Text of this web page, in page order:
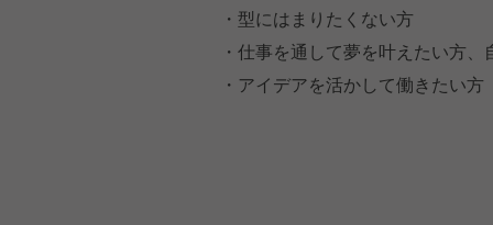
・型にはまりたくない方
・仕事を通して夢を叶えたい方
・アイデアを活かして働きたい方